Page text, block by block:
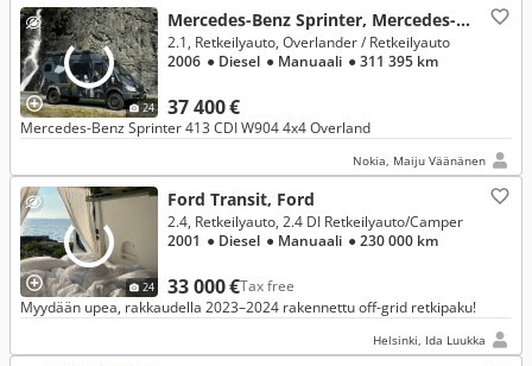
24
Mercedes-Benz Sprinter, Mercedes-Benz
37 400 €
2.1, Retkeilyauto, Overlander / Retkeilyauto
2006 ● Diesel ● Manuaali ● 311 395 km
Mercedes-Benz Sprinter 413 CDI W904 4x4 Overland
Nokia, Maiju Väänänen
24
Ford Transit, Ford
33 000 €Tax free
2.4, Retkeilyauto, 2.4 DI Retkeilyauto/Camper
2001 ● Diesel ● Manuaali ● 230 000 km
Myydään upea, rakkaudella 2023–2024 rakennettu off-grid retkipaku!
Helsinki, Ida Luukka